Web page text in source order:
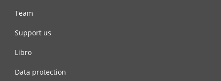
Team
Support us
Libro
Data protection